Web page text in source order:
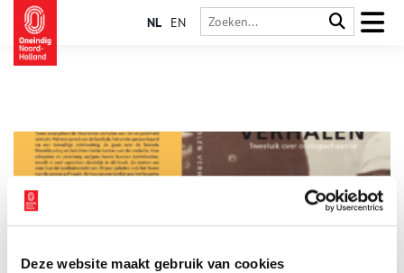
Deze website maakt gebruik van cookies
NL EN